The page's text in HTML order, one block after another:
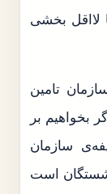
لااقل بخشی
تامین
بخواهیم بر
سازمان
است